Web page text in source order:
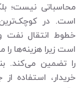
محاسباتی نیست؛
است. در کوچک‌ترین
خطوط انتقال نفت
است زیرا هزینه‌ها
را تضمین می‌کند.
خریدار، استفاده